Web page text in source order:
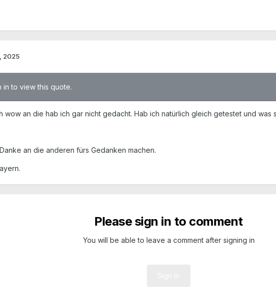
2025
in to view this quote.
wow an die hab ich gar nicht gedacht. Hab ich natürlich gleich getestet und
an die anderen fürs Gedanken machen.
Please sign in to comment
You will be able to leave a comment after signing in